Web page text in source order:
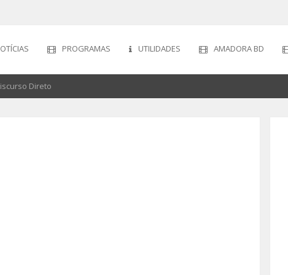
PROGRAMAS UTILIDADES AMADORA BD
Direto